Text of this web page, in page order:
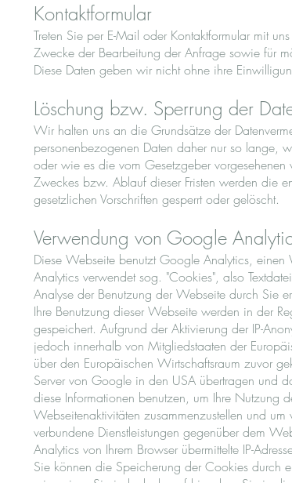
Kontaktformular
Treten Sie per E-Mail oder Kontaktformular mit
Zwecke der Bearbeitung der Anfrage sowie für
Diese Daten geben wir nicht ohne ihre
Löschung bzw. Sperrung der
Wir halten uns an die Grundsätze der
personenbezogenen Daten daher nur so lange,
oder wie es die vom Gesetzgeber
Zweckes bzw. Ablauf dieser Fristen werden die
gesetzlichen Vorschriften gesperrt oder gelöscht.
Verwendung von Google
Diese Webseite benutzt Google Analytics,
Analytics verwendet sog. "Cookies", also
Analyse der Benutzung der Webseite durch Sie
Ihre Benutzung dieser Webseite werden in der
gespeichert. Aufgrund der Aktivierung der IP-
jedoch innerhalb von Mitgliedstaaten der
über den Europäischen Wirtschaftsraum zuvor
Server von Google in den USA übertragen und
diese Informationen benutzen, um Ihre Nutzung
Webseitenaktivitäten zusammenzustellen und
verbundene Dienstleistungen gegenüber dem
Analytics von Ihrem Browser übermittelte IP-
Sie können die Speicherung der Cookies durch